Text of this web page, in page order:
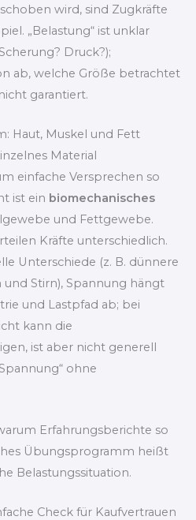
wird, sind Zugkräfte
„Belastung“ ist unklar
Druck?);
ab, welche Größe betrachtet
garantiert.
Haut, Muskel und Fett
Material
einfache Versprechen so
ist ein biomechanisches
und Fettgewebe.
Kräfte unterschiedlich.
Unterschiede (z. B. dünnere
Stirn), Spannung hängt
und Lastpfad ab; bei
kann die
ist aber nicht generell
ohne
Erfahrungsberichte so
Übungsprogramm heißt
Belastungssituation.
Check für Kaufvertrauen